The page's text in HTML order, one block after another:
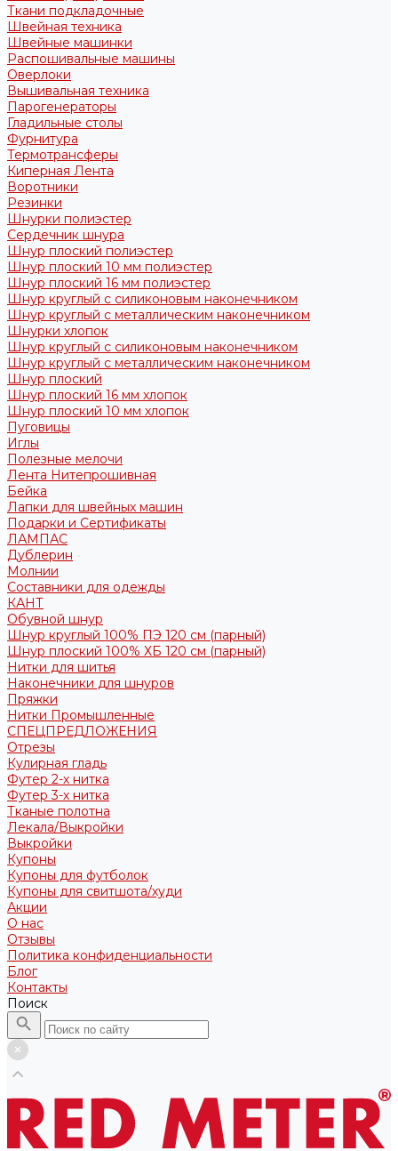
Ткани подкладочные
Швейная техника
Швейные машинки
Распошивальные машины
Оверлоки
Вышивальная техника
Парогенераторы
Гладильные столы
Фурнитура
Термотрансферы
Киперная Лента
Воротники
Резинки
Шнурки полиэстер
Сердечник шнура
Шнур плоский полиэстер
Шнур плоский 10 мм полиэстер
Шнур плоский 16 мм полиэстер
Шнур круглый с силиконовым наконечником
Шнур круглый с металлическим наконечником
Шнурки хлопок
Шнур круглый с силиконовым наконечником
Шнур круглый с металлическим наконечником
Шнур плоский
Шнур плоский 16 мм хлопок
Шнур плоский 10 мм хлопок
Пуговицы
Иглы
Полезные мелочи
Лента Нитепрошивная
Бейка
Лапки для швейных машин
Подарки и Сертификаты
ЛАМПАС
Дублерин
Молнии
Составники для одежды
КАНТ
Обувной шнур
Шнур круглый 100% ПЭ 120 см (парный)
Шнур плоский 100% ХБ 120 см (парный)
Нитки для шитья
Наконечники для шнуров
Пряжки
Нитки Промышленные
СПЕЦПРЕДЛОЖЕНИЯ
Отрезы
Кулирная гладь
Футер 2-х нитка
Футер 3-х нитка
Тканые полотна
Лекала/Выкройки
Выкройки
Купоны
Купоны для футболок
Купоны для свитшота/худи
Акции
О нас
Отзывы
Политика конфиденциальности
Блог
Контакты
Поиск